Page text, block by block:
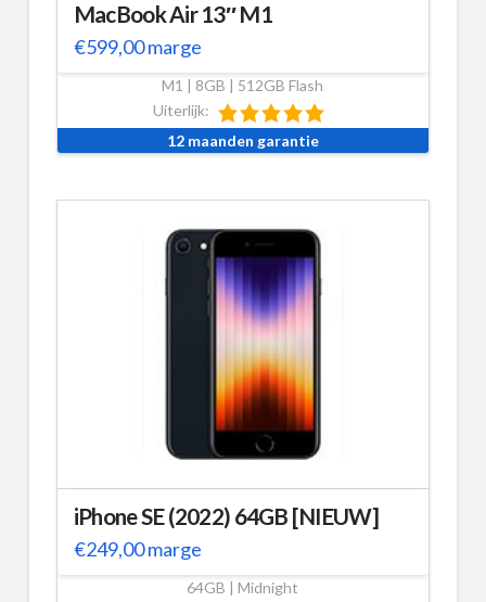
MacBook Air 13″ M1
€599,00marge
M1 | 8GB | 512GB Flash
Uiterlijk:
12 maanden garantie
iPhone SE (2022) 64GB [NIEUW]
€249,00marge
64GB | Midnight